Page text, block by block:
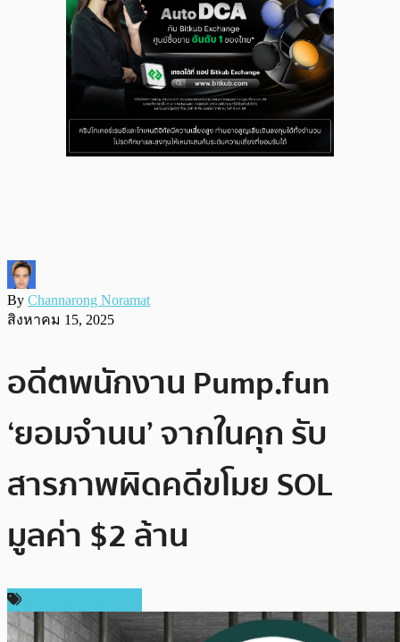
By Channarong Noramat
สิงหาคม 15, 2025
อดีตพนักงาน Pump.fun
‘ยอมจำนน’ จากในคุก รับ
สารภาพผิดคดีขโมย SOL
มูลค่า $2 ล้าน